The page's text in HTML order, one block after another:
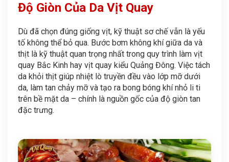
Độ Giòn Của Da Vịt Quay
Dù đã chọn đúng giống vịt, kỹ thuật sơ chế vẫn là yếu
tố không thể bỏ qua. Bước bơm không khí giữa da và
thịt là kỹ thuật quan trọng nhất trong quy trình làm vịt
quay Bắc Kinh hay vịt quay kiểu Quảng Đông. Việc tách
da khỏi thịt giúp nhiệt lò truyền đều vào lớp mỡ dưới
da, làm tan chảy mỡ và tạo ra bong bóng khí nhỏ li ti
trên bề mặt da – chính là nguồn gốc của độ giòn tan
đặc trưng.